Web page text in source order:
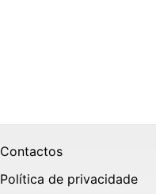
Contactos
Política de privacidade